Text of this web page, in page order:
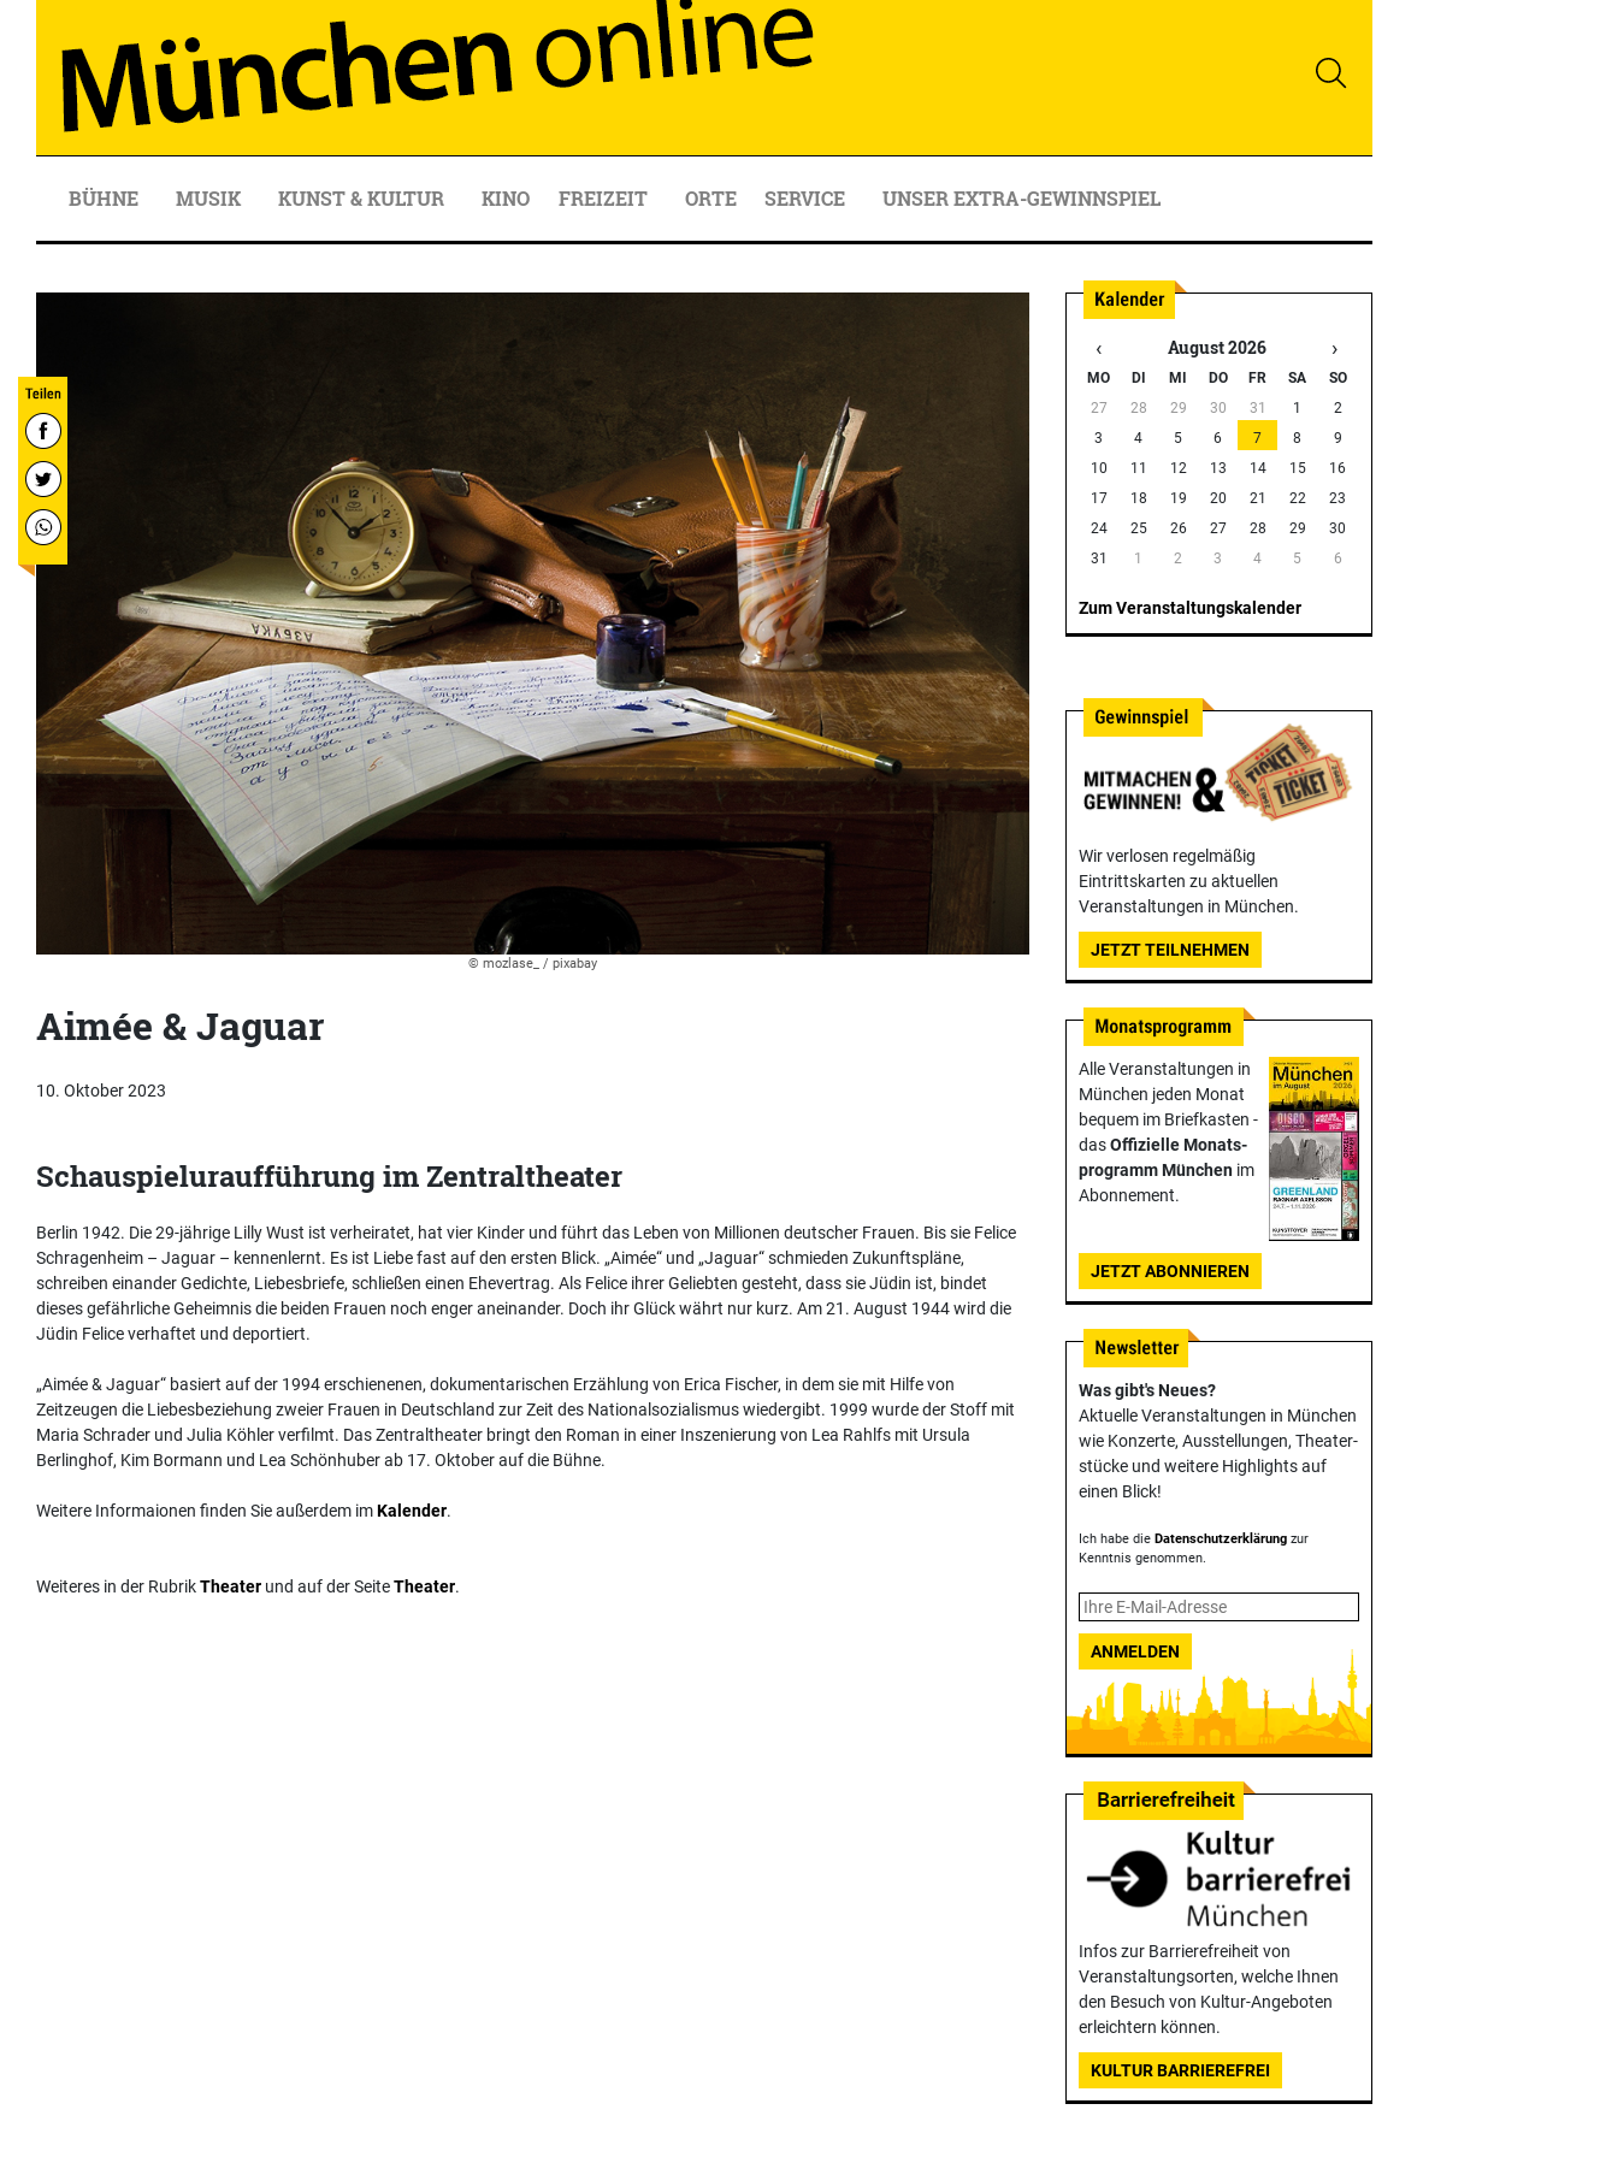
BÜHNE MUSIK KUNST & KULTUR KINO FREIZEIT ORTE SERVICE UNSER EXTRA-GEWINNSPIEL
© mozlase_ / pixabay
Aimée & Jaguar
10. Oktober 2023
Schauspieluraufführung im Zentraltheater
Berlin 1942. Die 29-jährige Lilly Wust ist verheiratet, hat vier Kinder und führt das Leben von Millionen deutscher Frauen. Bis sie Felice
Schragenheim – Jaguar – kennenlernt. Es ist Liebe fast auf den ersten Blick. „Aimée“ und „Jaguar“ schmieden Zukunftspläne,
schreiben einander Gedichte, Liebesbriefe, schließen einen Ehevertrag. Als Felice ihrer Geliebten gesteht, dass sie Jüdin ist, bindet
dieses gefährliche Geheimnis die beiden Frauen noch enger aneinander. Doch ihr Glück währt nur kurz. Am 21. August 1944 wird die
Jüdin Felice verhaftet und deportiert.
„Aimée & Jaguar“ basiert auf der 1994 erschienenen, dokumentarischen Erzählung von Erica Fischer, in dem sie mit Hilfe von
Zeitzeugen die Liebesbeziehung zweier Frauen in Deutschland zur Zeit des Nationalsozialismus wiedergibt. 1999 wurde der Stoff mit
Maria Schrader und Julia Köhler verfilmt. Das Zentraltheater bringt den Roman in einer Inszenierung von Lea Rahlfs mit Ursula
Berlinghof, Kim Bormann und Lea Schönhuber ab 17. Oktober auf die Bühne.
Weitere Informaionen finden Sie außerdem imKalender.
Weiteres in der RubrikTheater und auf der SeiteTheater.
‹ August 2026 ›
MO DI MI DO FR SA
SO
27
28 29 30 31 1
2
3
4 5 6 7 8
9
10
11 12 13 14 15
16
17
18 19 20 21 22
23
24
25 26 27 28 29
30
31
1 2 3 4 5 6
Zum Veranstaltungskalender
Wir verlosen regelmäßig
Eintrittskarten zu aktuellen
Veranstaltungen in München.
JETZT TEILNEHMEN
Alle Veranstaltungen in
München jeden Monat
bequem im Briefkasten -
dasOffizielle Monats­
programm München im
Abonnement.
JETZT ABONNIEREN
Was gibt's Neues?
Aktuelle Veranstaltungen in München
wie Konzerte, Ausstellungen, Theater­
stücke und weitere Highlights auf
einen Blick!
Ich habe die Datenschutzerklärung zur
Kenntnis genommen.
ANMELDEN
Infos zur Barrierefreiheit von
Veranstaltungsorten, welche Ihnen
den Besuch von Kultur-Angeboten
erleichtern können.
KULTUR BARRIEREFREI